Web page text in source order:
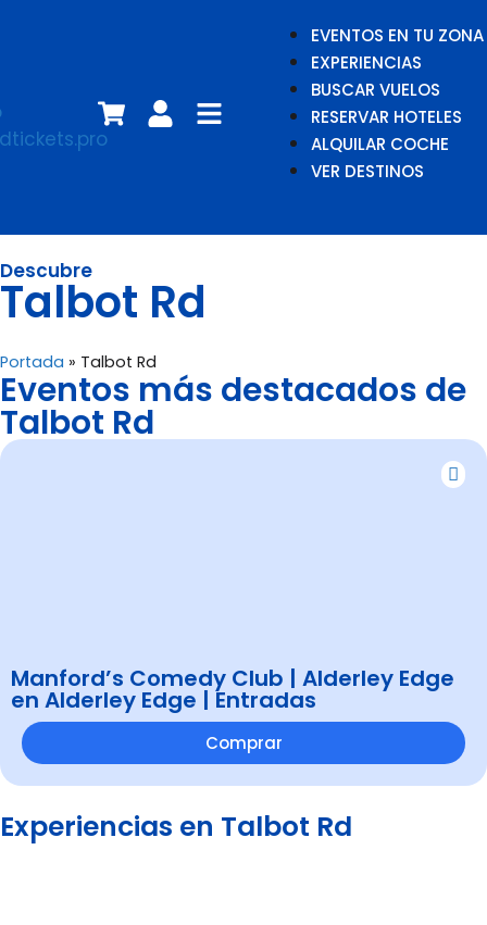
EVENTOS EN TU ZONA
EXPERIENCIAS
BUSCAR VUELOS
RESERVAR HOTELES
ALQUILAR COCHE
VER DESTINOS
Descubre
Talbot Rd
Portada » Talbot Rd
Eventos más destacados de
Talbot Rd
Manford’s Comedy Club | Alderley Edge
en Alderley Edge | Entradas
Comprar
Experiencias en Talbot Rd